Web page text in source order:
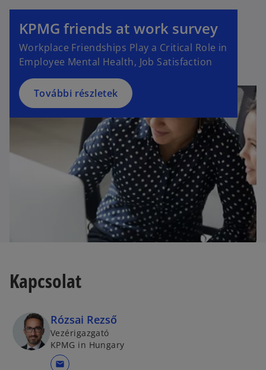
KPMG friends at work survey
Workplace Friendships Play a Critical Role in
Employee Mental Health, Job Satisfaction
További részletek
p
e
n
s
i
n
a
n
e
w
t
a
b
Kapcsolat
Rózsai Rezső
Vezérigazgató
KPMG in Hungary
mail